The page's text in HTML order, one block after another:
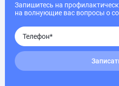
Запишитесь на
на волнующие вас вопросы о